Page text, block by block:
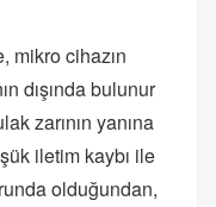
mikro cihazın
dışında bulunur
zarının yanına
iletim kaybı ile
olduğundan,